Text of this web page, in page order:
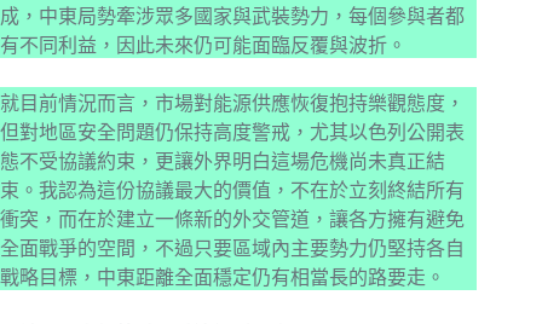
成，中東局勢牽涉眾多國家與武裝勢力，每個參與者都
有不同利益，因此未來仍可能面臨反覆與波折。
就目前情況而言，市場對能源供應恢復抱持樂觀態度，
但對地區安全問題仍保持高度警戒，尤其以色列公開表
態不受協議約束，更讓外界明白這場危機尚未真正結
束。我認為這份協議最大的價值，不在於立刻終結所有
衝突，而在於建立一條新的外交管道，讓各方擁有避免
全面戰爭的空間，不過只要區域內主要勢力仍堅持各自
戰略目標，中東距離全面穩定仍有相當長的路要走。